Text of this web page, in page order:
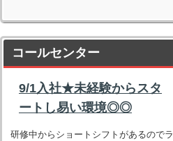
コールセンター
9/1入社★未経験からスタ
ートし易い環境◎◎
研修中からショートシフトがあるのでラ